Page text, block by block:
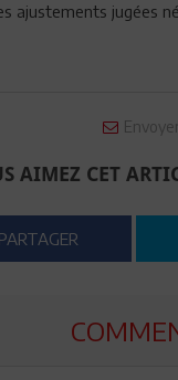
ajustements jugées
AIMEZ CET
PARTAGER